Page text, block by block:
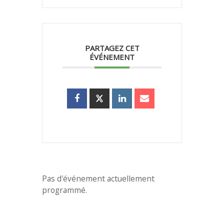
PARTAGEZ CET
ÉVÉNEMENT
Pas d'événement actuellement
programmé.